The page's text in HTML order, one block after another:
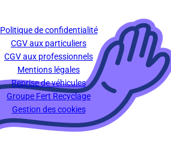
Politique de confidentialité
CGV aux particuliers
CGV aux professionnels
Mentions légales
Reprise de véhicules
Groupe Fert Recyclage
Gestion des cookies